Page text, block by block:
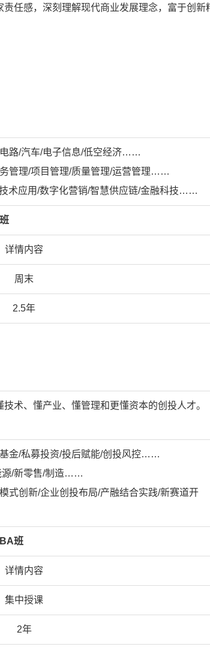
任感，深刻理解现代商业发展理念，富于创新
路/汽车/电子信息/低空经济……
管理/项目管理/质量管理/运营管理……
术应用/数字化营销/智慧供应链/金融科技……
详情内容
周末
2.5年
术、懂产业、懂管理和更懂资本的创投人才。
金/私募投资/投后赋能/创投风控……
源/新零售/制造……
式创新/企业创投布局/产融结合实践/新赛道开
班
详情内容
集中授课
2年